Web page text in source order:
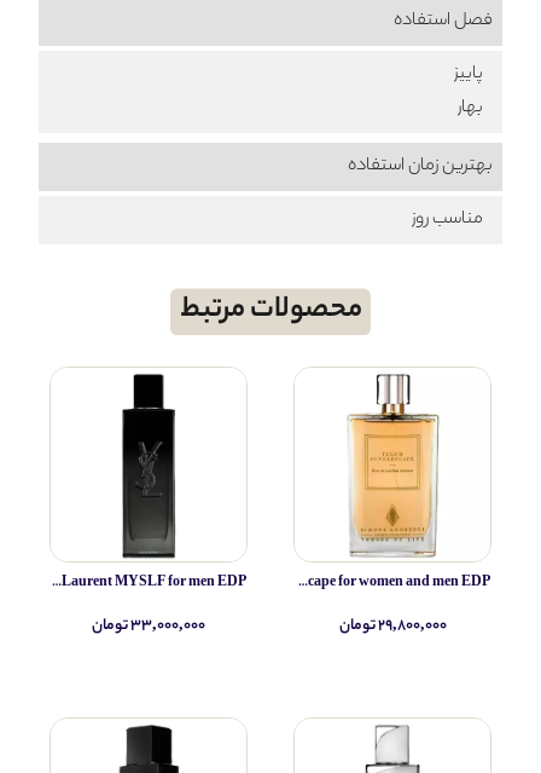
فصل استفاده
پاییز
بهار
بهترین زمان استفاده
مناسب روز
محصولات مرتبط
Simone Andreoli Tulum Junglescape for women and men EDP
۲۹,۸۰۰,۰۰۰ تومان
Yves Saint Laurent MYSLF for men EDP
۳۳,۰۰۰,۰۰۰ تومان